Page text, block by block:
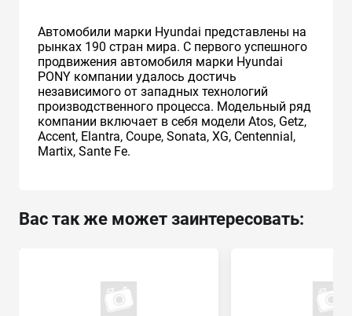
Автомобили марки Hyundai представлены на
рынках 190 стран мира. C первого успешного
продвижения автомобиля марки Hyundai
PONY компании удалось достичь
независимого от западных технологий
производственного процесса. Модельный ряд
компании включает в себя модели Atos, Getz,
Accent, Elantra, Coupe, Sonata, XG, Centennial,
Martix, Sante Fe.
Вас так же может заинтересовать: